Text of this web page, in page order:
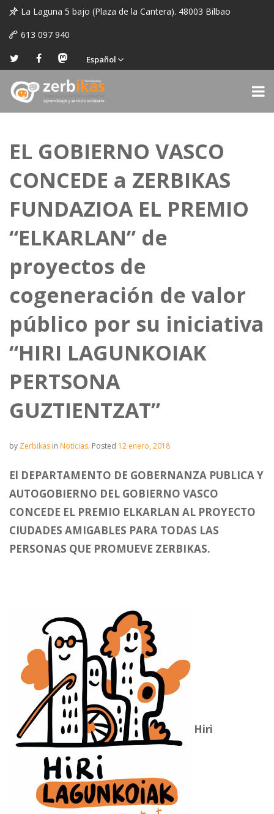
La Laguna 5 bajo (Plaza de la Cantera). 48003 Bilbao
613 097 940
Español
EL GOBIERNO VASCO
CONCEDE a ZERBIKAS
FUNDAZIOA EL PREMIO
“ELKARLAN” de
proyectos de
cogeneración de valor
público por su iniciativa
“HIRI LAGUNKOIAK
PERTSONA
GUZTIENTZAT”
by Zerbikas in Noticias. Posted 12 enero, 2018
El DEPARTAMENTO DE GOBERNANZA PUBLICA Y
AUTOGOBIERNO DEL GOBIERNO VASCO
CONCEDE EL PREMIO ELKARLAN AL PROYECTO
CIUDADES AMIGABLES PARA TODAS LAS
PERSONAS QUE PROMUEVE ZERBIKAS.
Hiri